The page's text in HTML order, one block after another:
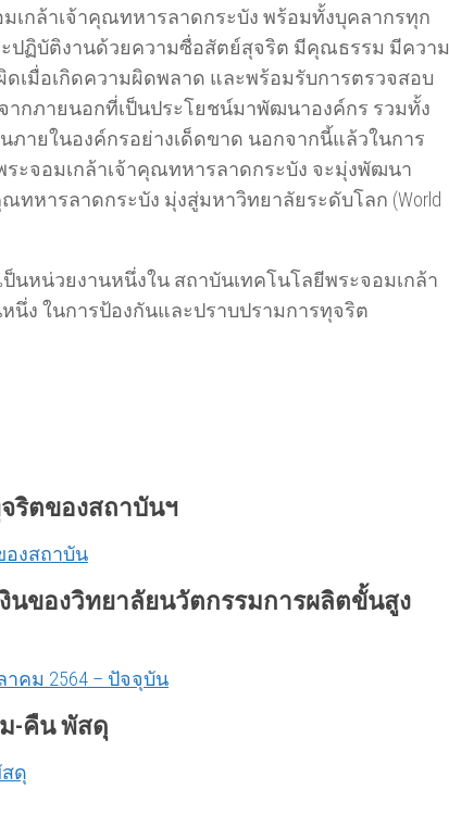
เกล้าเจ้าคุณทหารลาดกระบัง พร้อมทั้งบุคลากรทุก
ปฏิบัติงานด้วยความซื่อสัตย์สุจริต มีคุณธรรม มีความ
เมื่อเกิดความผิดพลาด และพร้อมรับการตรวจสอบ
กภายนอกที่เป็นประโยชน์มาพัฒนาองค์กร รวมทั้ง
ายในองค์กรอย่างเด็ดขาด นอกจากนี้แล้วในการ
ะจอมเกล้าเจ้าคุณทหารลาดกระบัง จะมุ่งพัฒนา
ทหารลาดกระบัง มุ่งสู่มหาวิทยาลัยระดับโลก (World
นหน่วยงานหนึ่งใน สถาบันเทคโนโลยีพระจอมเกล้า
นึ่ง ในการป้องกันและปราบปรามการทุจริต
จริตของสถาบันฯ
องสถาบัน
นของวิทยาลัยนวัตกรรมการผลิตขั้นสูง
คม 2564 – ปัจจุบัน
-คืน พัสดุ
ดุ